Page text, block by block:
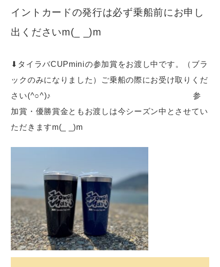
イントカードの発行は必ず乗船前にお申し
出くださいm(_ _)m
⬇︎タイラバCUPminiの参加賞をお渡し中です。（ブラ
ックのみになりました）ご乗船の際にお受け取りくだ
さい(^○^)♪ 参
加賞・優勝賞金ともお渡しは今シーズン中とさせてい
ただきますm(_ _)m